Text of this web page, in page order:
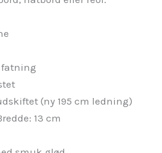
(ny 195 cm ledning)
13 cm